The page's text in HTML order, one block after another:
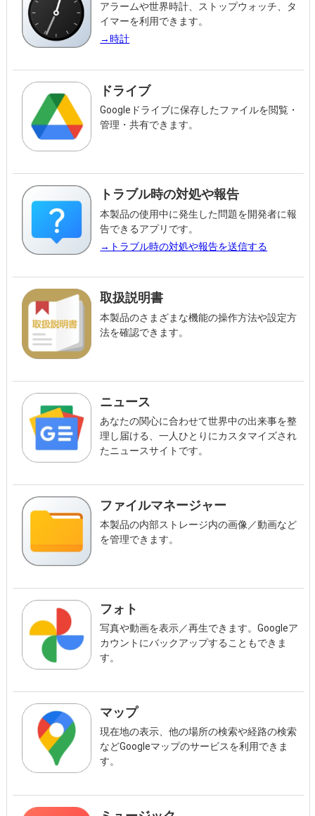
アラームや世界時計、ストップウォッチ、タ
イマーを利用できます。
→時計
ドライブ
Googleドライブに保存したファイルを閲覧・
管理・共有できます。
トラブル時の対処や報告
本製品の使⽤中に発⽣した問題を開発者に報
告できるアプリです。
→トラブル時の対処や報告を送信する
取扱説明書
本製品のさまざまな機能の操作方法や設定方
法を確認できます。
ニュース
あなたの関心に合わせて世界中の出来事を整
理し届ける、一人ひとりにカスタマイズされ
たニュースサイトです。
ファイルマネージャー
本製品の内部ストレージ内の画像／動画など
を管理できます。
フォト
写真や動画を表示／再生できます。Googleア
カウントにバックアップすることもできま
す。
マップ
現在地の表示、他の場所の検索や経路の検索
などGoogleマップのサービスを利用できま
す。